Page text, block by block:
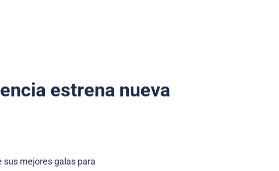
estrena nueva
sus mejores galas para